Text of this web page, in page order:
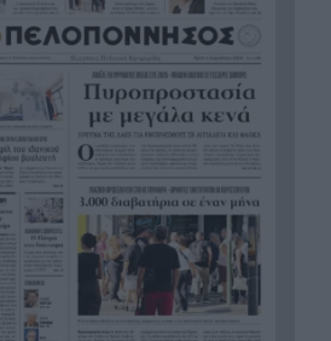
«στεγνώνει» την αγορά
smartphones – Ποιοι
κερδίζουν και ποιοι χάνουν
«Τον βρήκα νεκρό, ξαπλωμένο
στον καναπέ», αποκάλυψη για
την υπόθεση θρίλερ του
θανάτου του 68χρονου στις
Σέρρες
«Το Ημερολόγιο μιας
Πριγκίπισσας» έγινε 25 ετών –
Η επετειακή ανάρτηση της Αν